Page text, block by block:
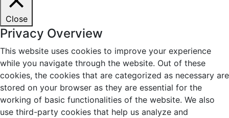
Close
Privacy Overview
This website uses cookies to improve your experience
while you navigate through the website. Out of these
cookies, the cookies that are categorized as necessary are
stored on your browser as they are essential for the
working of basic functionalities of the website. We also
use third-party cookies that help us analyze and